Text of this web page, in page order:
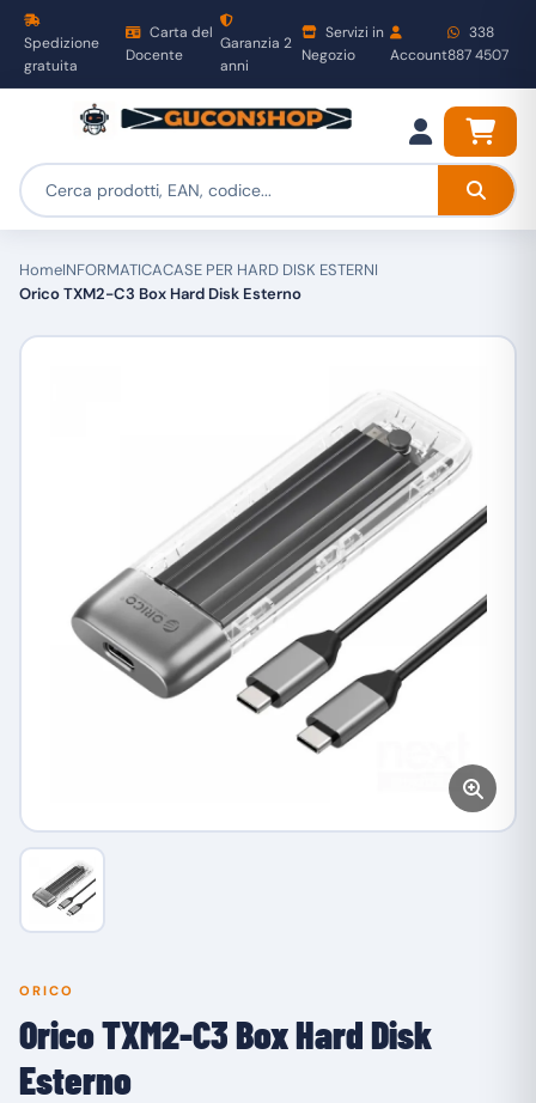
Spedizione
gratuita
Carta del
Docente
Garanzia 2
anni
Servizi in
Negozio
Account
338
887 4507
HomeINFORMATICACASE PER HARD DISK ESTERNI
Orico TXM2-C3 Box Hard Disk Esterno
ORICO
Orico TXM2-C3 Box Hard Disk
Esterno